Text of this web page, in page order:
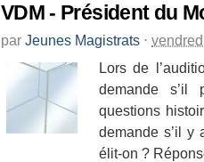
VDM - Président du
par Jeunes Magistrats ⋅
Lors de
demande s’il
questions
demande s’il y
élit-on ?